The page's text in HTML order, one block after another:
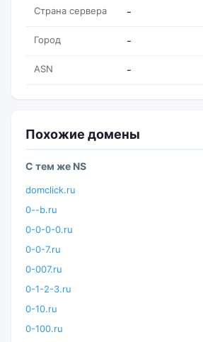
Страна сервера -
Город -
ASN -
Похожие домены
С тем же NS
domclick.ru
0--b.ru
0-0-0-0.ru
0-0-7.ru
0-007.ru
0-1-2-3.ru
0-10.ru
0-100.ru